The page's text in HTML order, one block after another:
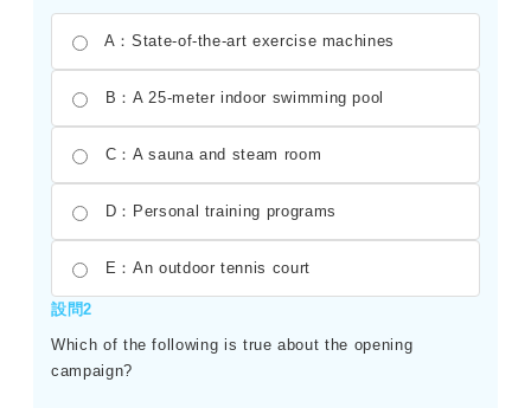
A：State-of-the-art exercise machines
B：A 25-meter indoor swimming pool
C：A sauna and steam room
D：Personal training programs
E：An outdoor tennis court
設問2
Which of the following is true about the opening
campaign?